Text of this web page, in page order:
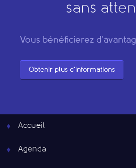
sans
Vous bénéficierez
Obtenir plus d'informations
Accueil
Agenda